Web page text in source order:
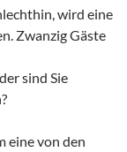
wird eine
Zwanzig Gäste
sind Sie
eine von den